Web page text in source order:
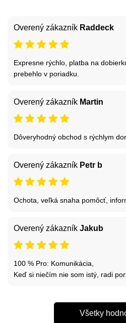
Overený zákazník Raddeck
Expresne rýchlo, platba na
prebehlo v poriadku.
Overený zákazník Martin
Dôveryhodný obchod s rýchlym
Overený zákazník Petr b
Ochota, veľká snaha pomôcť,
Overený zákazník Jakub
100 % Pro: Komunikácia,
Keď si niečím nie som istý, radi
Všetky